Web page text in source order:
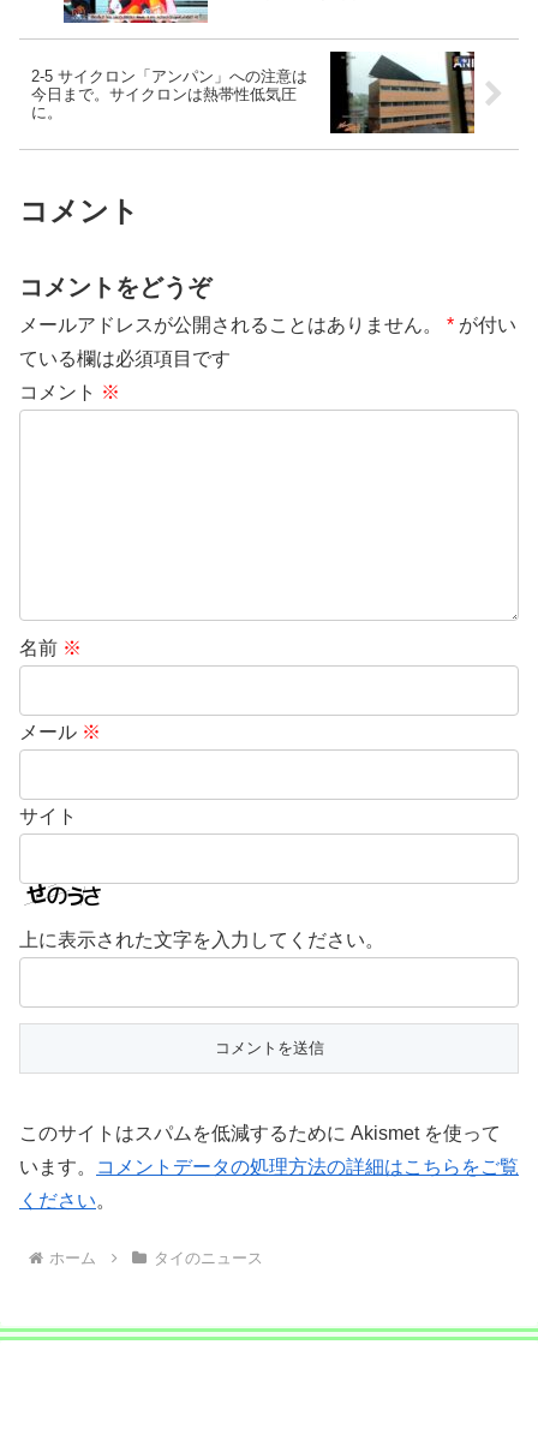
2-5 サイクロン「アンパン」への注意は
今日まで。サイクロンは熱帯性低気圧
に。
コメント
コメントをどうぞ
メールアドレスが公開されることはありません。 * が付い
ている欄は必須項目です
コメント ※
名前 ※
メール ※
サイト
上に表示された文字を入力してください。
このサイトはスパムを低減するために Akismet を使って
います。
コメントデータの処理方法の詳細はこちらをご覧
ください。
ホーム タイのニュース